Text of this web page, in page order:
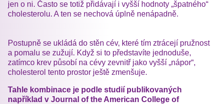
jen o ni. Často se totiž přidávají i vyšší hodnoty „špatného“
cholesterolu. A ten se nechová úplně nenápadně.
Postupně se ukládá do stěn cév, které tím ztrácejí pružnost
a pomalu se zužují. Když si to představíte jednoduše,
zatímco krev působí na cévy zevnitř jako vyšší „nápor“,
cholesterol tento prostor ještě zmenšuje.
Tahle kombinace je podle studií publikovaných
například v Journal of the American College of